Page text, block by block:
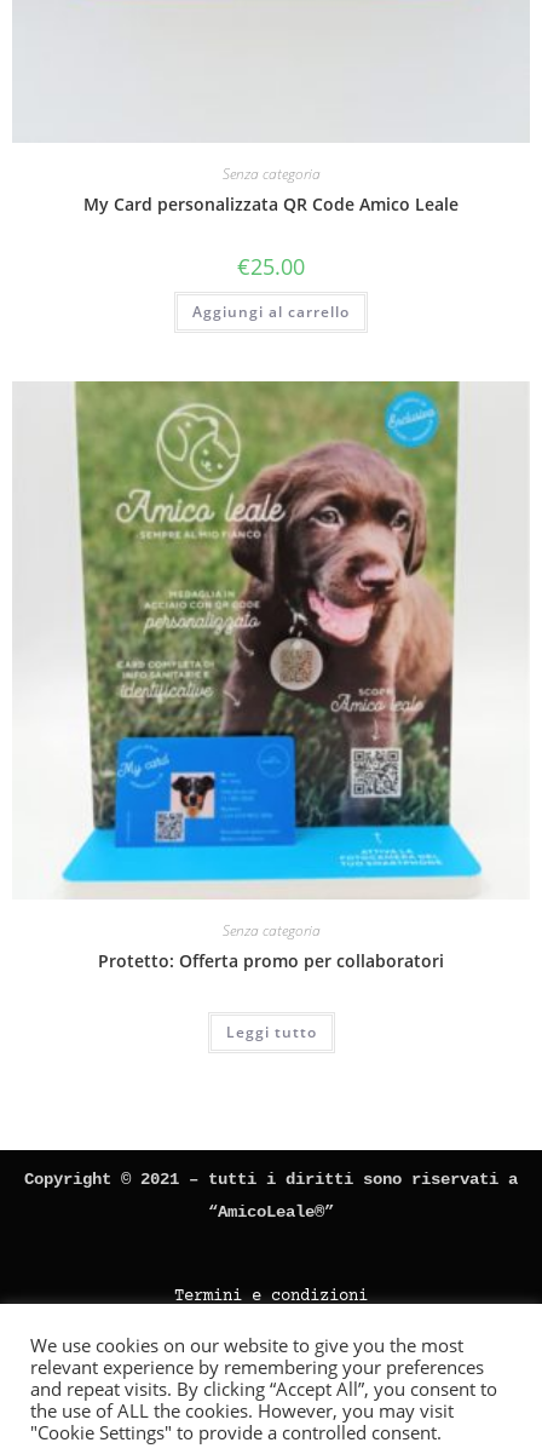
Senza categoria
My Card personalizzata QR Code Amico Leale
€25.00
Aggiungi al carrello
Senza categoria
Protetto: Offerta promo per collaboratori
Leggi tutto
Copyright © 2021 – tutti i diritti sono riservati a
“AmicoLeale®”
Termini e condizioni
Privacy policy
Diritto di recesso
Spedizioni
We use cookies on our website to give you the most
relevant experience by remembering your preferences
and repeat visits. By clicking “Accept All”, you consent to
the use of ALL the cookies. However, you may visit
"Cookie Settings" to provide a controlled consent.
Utilizziamo i cookie per offrirti la migliore esperienza sul nostro
sito web.
Puoi scoprire di più su quali cookie stiamo utilizzando o come